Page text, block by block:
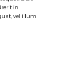
in
vel illum